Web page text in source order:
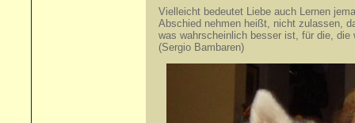
Vielleicht bedeutet Liebe auch Lernen
Abschied nehmen heißt, nicht zulassen,
was wahrscheinlich besser ist, für die, die
(Sergio Bambaren)